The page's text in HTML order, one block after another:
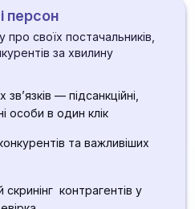
персон
своїх постачальників,
за хвилину
— підсанкційні,
особи в один клік
та важливіших
контрагентів у